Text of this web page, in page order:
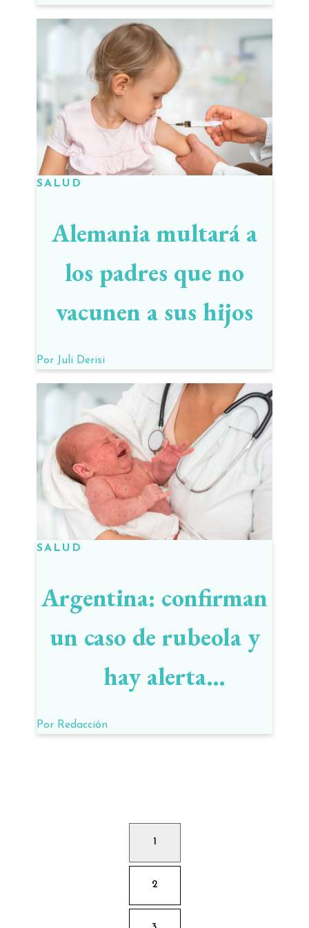
casos y 466 muertes
SALUD
Alemania multará a
los padres que no
vacunen a sus hijos
Por Juli Derisi
SALUD
Argentina: confirman
un caso de rubeola y
hay alerta
epidemiológico
Por Redacción
1
2